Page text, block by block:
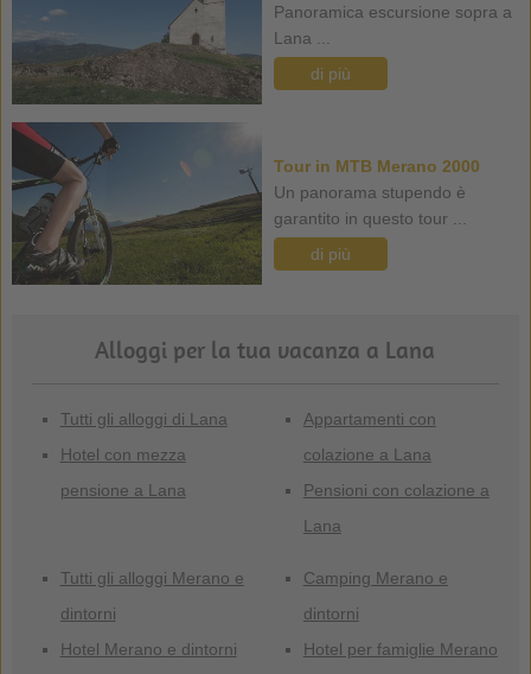
Panoramica escursione sopra a
Lana ...
di più
Tour in MTB Merano 2000
Un panorama stupendo è
garantito in questo tour ...
di più
Alloggi per la tua vacanza a Lana
Tutti gli alloggi di Lana
Hotel con mezza
pensione a Lana
Appartamenti con
colazione a Lana
Pensioni con colazione a
Lana
Tutti gli alloggi Merano e
dintorni
Hotel Merano e dintorni
Camping Merano e
dintorni
Hotel per famiglie Merano